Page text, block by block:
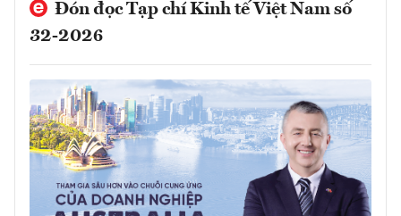
Đón đọc Tạp chí Kinh tế Việt Nam số
32-2026